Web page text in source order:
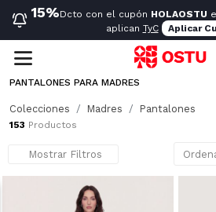
15%Dcto con el cupón HOLAOSTU
aplican TyC Aplicar
PANTALONES PARA MADRES
Colecciones Madres Pantalones
153 Productos
Mostrar Filtros